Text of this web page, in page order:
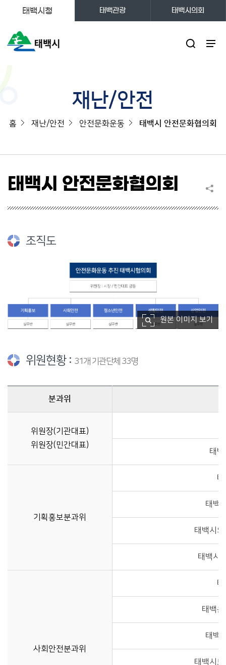
태백시청 태백관광 태백시의회
재난/안전
홈 재난/안전 안전문화운동 태백시 안전문화협의회
태백시 안전문화협의회
조직도
원본 이미지 보기
위원현황 : 31개 기관단체 33명
분과위
위원장(기관대표)
위원장(민간대표)
태
기획홍보분과위
태백
태백시
태백시
사회안전분과위
태백
태백
태백시